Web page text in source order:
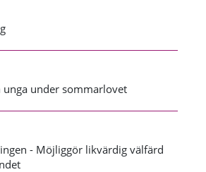
under sommarlovet
- Möjliggör likvärdig välfärd